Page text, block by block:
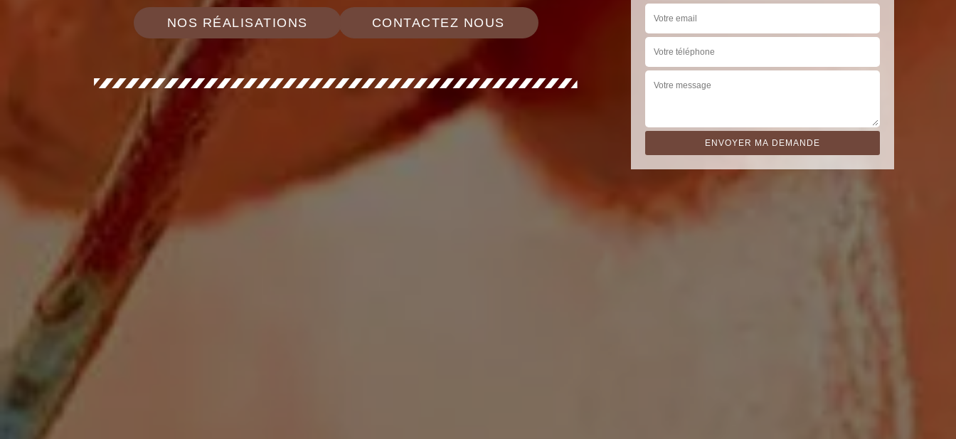
NOS RÉALISATIONS CONTACTEZ NOUS